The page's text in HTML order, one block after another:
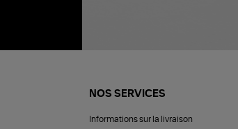
NOS SERVICES
Informations sur la livraison